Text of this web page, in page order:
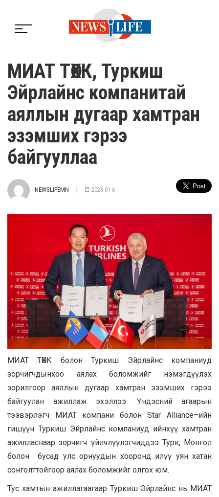
МИАТ ТӨХК, Туркиш
Эйрлайнс компанитай
аяллын дугаар хамтран
эзэмших гэрээ
байгууллаа
NEWSLIFEMN 2023-01-6
МИАТ ТӨХК болон Туркиш Эйрлайнс компаниуд
зорчигчдынхоо аялах боломжийг нэмэгдүүлэх
зорилгоор аяллын дугаар хамтран эзэмших гэрээ
байгуулан ажиллаж эхэллээ. Үндэсний агаарын
тээвэрлэгч МИАТ компани болон Star Alliance–ийн
гишүүн Туркиш Эйрлайнс компаниуд ийнхүү хамтран
ажилласнаар зорчигч үйлчлүүлэгчиддээ Турк, Монгол
болон бусад улс орнуудын хооронд илүү уян хатан
сонголттойгоор аялах боломжийг олгох юм.
Тус хамтын ажиллагаагаар Туркиш Эйрлайнс нь МИАТ